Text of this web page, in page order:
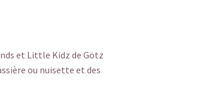
et Little Kidz de Götz
ou nuisette et des